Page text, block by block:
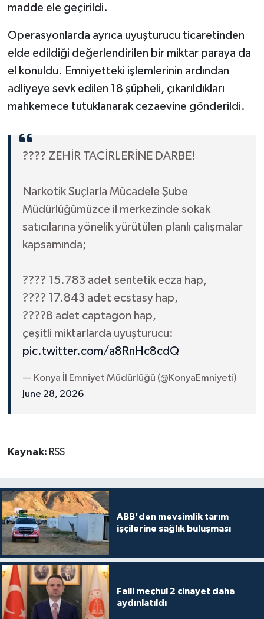
madde ele geçirildi.
Operasyonlarda ayrıca uyuşturucu ticaretinden
elde edildiği değerlendirilen bir miktar paraya da
el konuldu. Emniyetteki işlemlerinin ardından
adliyeye sevk edilen 18 şüpheli, çıkarıldıkları
mahkemece tutuklanarak cezaevine gönderildi.
???? ZEHİR TACİRLERİNE DARBE!
Narkotik Suçlarla Mücadele Şube
Müdürlüğümüzce il merkezinde sokak
satıcılarına yönelik yürütülen planlı çalışmalar
kapsamında;
???? 15.783 adet sentetik ecza hap,
???? 17.843 adet ecstasy hap,
????8 adet captagon hap,
çeşitli miktarlarda uyuşturucu:
pic.twitter.com/a8RnHc8cdQ
— Konya İl Emniyet Müdürlüğü (@KonyaEmniyeti)
June 28, 2026
Kaynak: RSS
ABB'den mevsimlik tarım
işçilerine sağlık buluşması
Faili meçhul 2 cinayet daha
aydınlatıldı